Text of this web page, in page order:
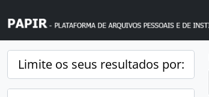
Limite os seus resultados por: